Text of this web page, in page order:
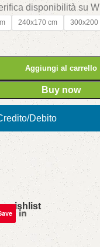
disponibilità su
240x170 cm 300x200
Aggiungi al carrello
Buy now
Debito
wishlist